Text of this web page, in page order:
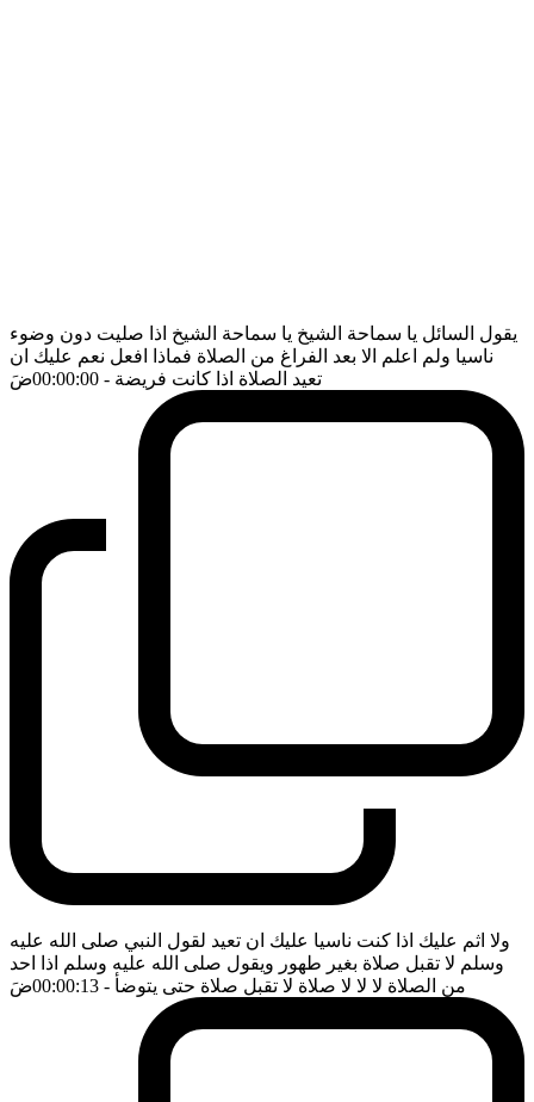
يقول السائل يا سماحة الشيخ يا سماحة الشيخ اذا صليت دون وضوء
ناسيا ولم اعلم الا بعد الفراغ من الصلاة فماذا افعل نعم عليك ان
تعيد الصلاة اذا كانت فريضة - 00:00:00 ضَ
ولا اثم عليك اذا كنت ناسيا عليك ان تعيد لقول النبي صلى الله عليه
وسلم لا تقبل صلاة بغير طهور ويقول صلى الله عليه وسلم اذا احد
من الصلاة لا لا لا صلاة لا تقبل صلاة حتى يتوضأ - 00:00:13 ضَ